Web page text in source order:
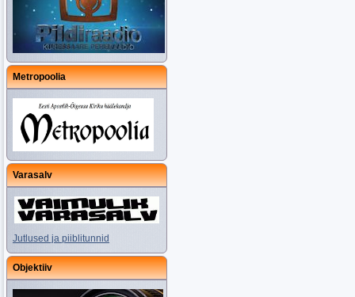
Metropoolia
Varasalv
Jutlused ja piiblitunnid
Objektiiv